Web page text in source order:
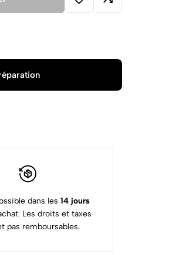
dans les 14 jours
Les droits et taxes
pas remboursables.